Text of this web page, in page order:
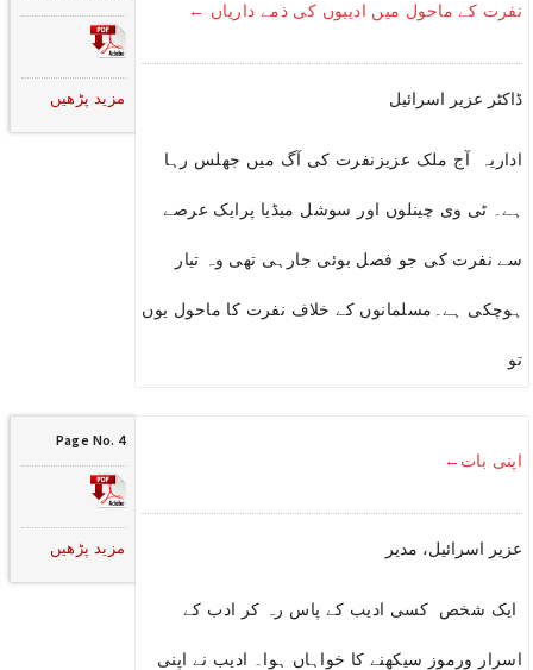
نفرت کے ماحول میں ادیبوں کی ذمے داریاں ←
ڈاکٹر عزیر اسرائیل
اداریہ آج ملک عزیزنفرت کی آگ میں جھلس رہا
ہے۔ ٹی وی چینلوں اور سوشل میڈیا پرایک عرصے
سے نفرت کی جو فصل بوئی جارہی تھی وہ تیار
ہوچکی ہے۔مسلمانوں کے خلاف نفرت کا ماحول یوں
تو
مزید پڑھیں
اپنی بات←
عزیر اسرائیل، مدیر
ایک شخص کسی ادیب کے پاس رہ کر ادب کے
اسرار ورموز سیکھنے کا خواہاں ہوا۔ ادیب نے اپنی
Page No. 4
مزید پڑھیں